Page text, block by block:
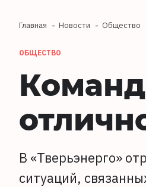
Главная Новости Общество
ОБЩЕСТВО
В «Тверьэнерго»
ситуаций,